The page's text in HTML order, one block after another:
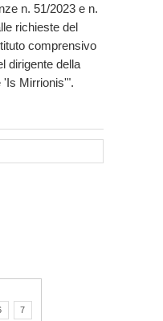
n. 51/2023 e n.
richieste del
comprensivo
dirigente della
'Is Mirrionis'".
7